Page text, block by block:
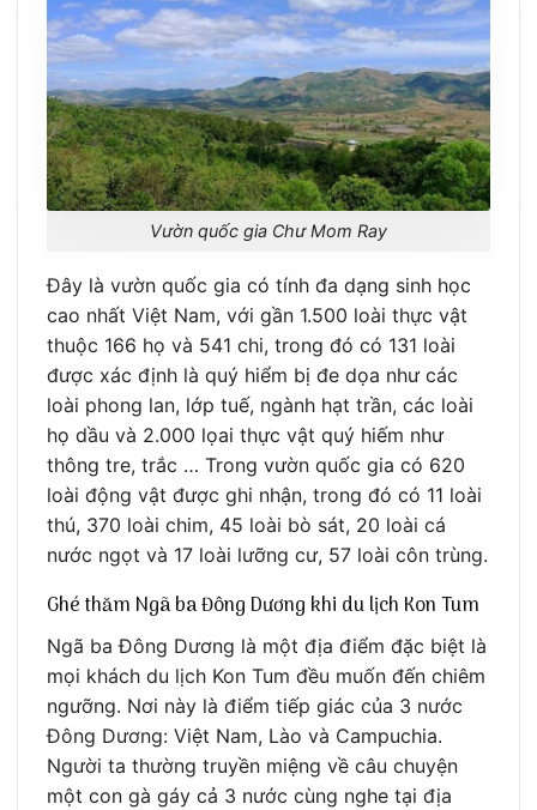
Vườn quốc gia Chư Mom Ray
Đây là vườn quốc gia có tính đa dạng sinh học
cao nhất Việt Nam, với gần 1.500 loài thực vật
thuộc 166 họ và 541 chi, trong đó có 131 loài
được xác định là quý hiểm bị đe dọa như các
loài phong lan, lớp tuế, ngành hạt trần, các loài
họ dầu và 2.000 lọai thực vật quý hiếm như
thông tre, trắc … Trong vườn quốc gia có 620
loài động vật được ghi nhận, trong đó có 11 loài
thú, 370 loài chim, 45 loài bò sát, 20 loài cá
nước ngọt và 17 loài lưỡng cư, 57 loài côn trùng.
Ghé thăm Ngã ba Đông Dương khi du lịch Kon Tum
Ngã ba Đông Dương là một địa điểm đặc biệt là
mọi khách du lịch Kon Tum đều muốn đến chiêm
ngưỡng. Nơi này là điểm tiếp giác của 3 nước
Đông Dương: Việt Nam, Lào và Campuchia.
Người ta thường truyền miệng về câu chuyện
một con gà gáy cả 3 nước cùng nghe tại địa